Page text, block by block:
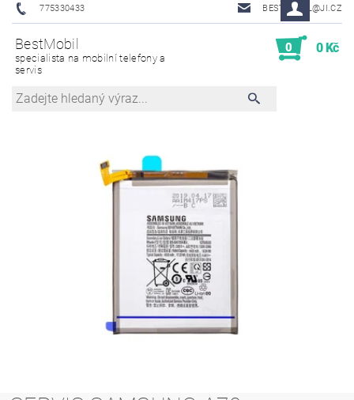
775330433 BESTMOBIL@JI.CZ
BestMobil
specialista na mobilní telefony a
servis
0 0 Kč